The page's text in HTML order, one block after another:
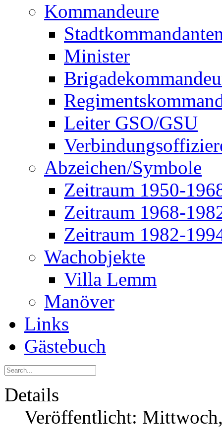
Kommandeure
Minister
Leiter GSO/GSU
Abzeichen/Symbole
Zeitraum 1950-
Zeitraum 1968-
Zeitraum 1982-
Wachobjekte
Villa Lemm
Manöver
Links
Gästebuch
Details
Veröffentlicht: